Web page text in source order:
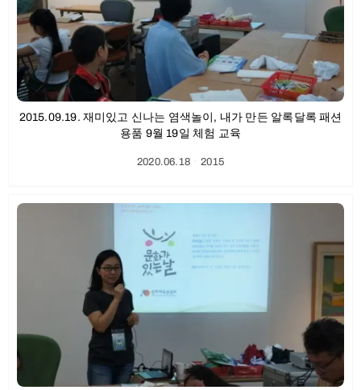
2015.09.19. 재미있고 신나는 염색놀이, 내가 만든 알록달록 패션
용품 9월 19일 체험 교육
2020.06.18ㆍ2015